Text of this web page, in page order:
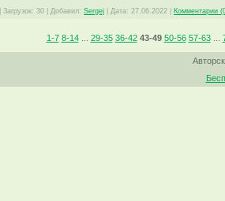
|Загрузок: 30 Добавил: Sergej Дата: 27.06.2022 Комментарии
1-7 8-14 29-35 36-42 43-49 50-56 57-63